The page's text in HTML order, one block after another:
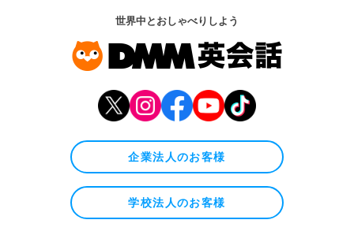
世界中とおしゃべりしよう
企業法人のお客様
学校法人のお客様